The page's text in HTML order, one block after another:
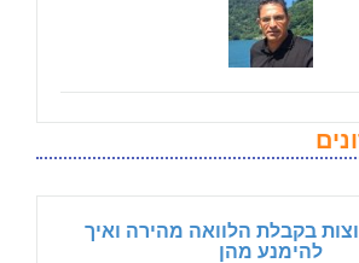
בקבלת הלוואה מהירה ואיך
להימנע מהן